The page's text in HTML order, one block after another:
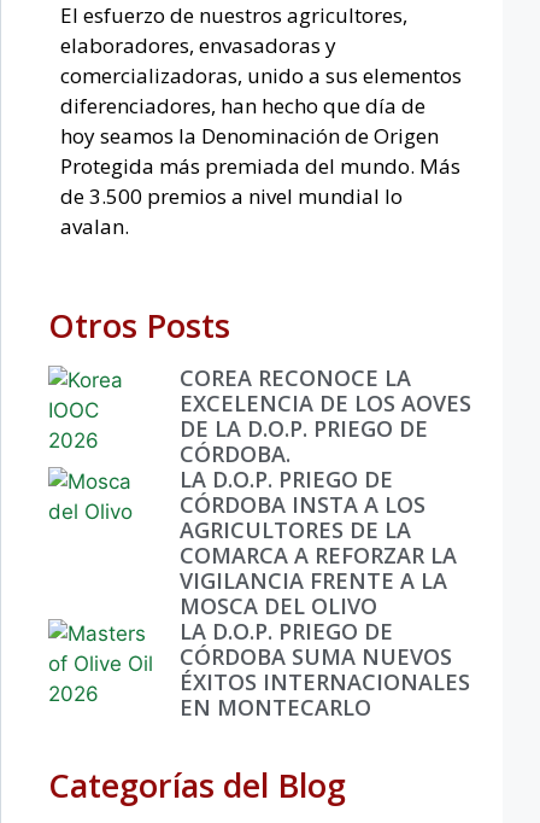
El esfuerzo de nuestros agricultores,
elaboradores, envasadoras y
comercializadoras, unido a sus elementos
diferenciadores, han hecho que día de
hoy seamos la Denominación de Origen
Protegida más premiada del mundo. Más
de 3.500 premios a nivel mundial lo
avalan.
Otros Posts
COREA RECONOCE LA
EXCELENCIA DE LOS AOVES
DE LA D.O.P. PRIEGO DE
CÓRDOBA.
LA D.O.P. PRIEGO DE
CÓRDOBA INSTA A LOS
AGRICULTORES DE LA
COMARCA A REFORZAR LA
VIGILANCIA FRENTE A LA
MOSCA DEL OLIVO
LA D.O.P. PRIEGO DE
CÓRDOBA SUMA NUEVOS
ÉXITOS INTERNACIONALES
EN MONTECARLO
Categorías del Blog